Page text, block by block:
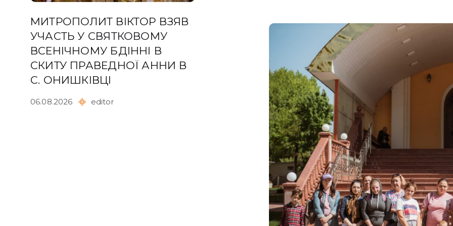
МИТРОПОЛИТ ВІКТОР ВЗЯВ
УЧАСТЬ У СВЯТКОВОМУ
ВСЕНІЧНОМУ БДІННІ В
СКИТУ ПРАВЕДНОЇ АННИ В
С. ОНИШКІВЦІ
06.08.2026 editor